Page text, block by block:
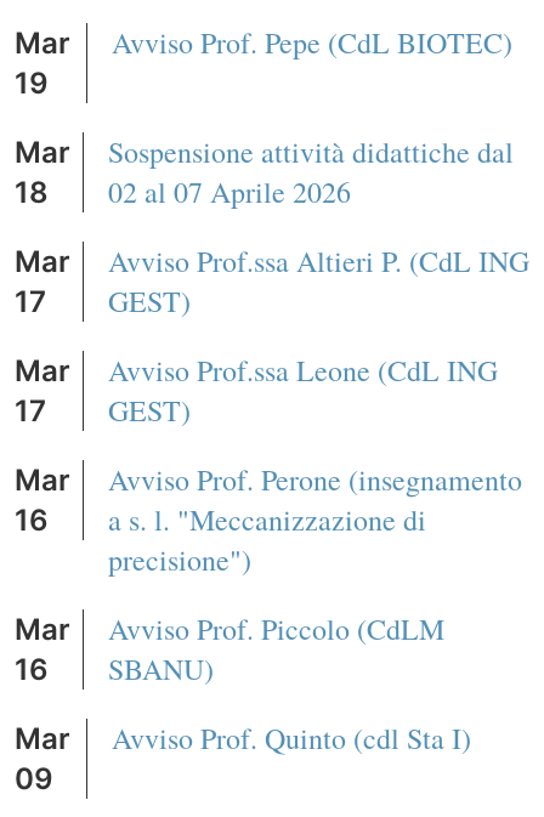
Mar
19
Avviso Prof. Pepe (CdL BIOTEC)
Mar
18
Sospensione attività didattiche dal
02 al 07 Aprile 2026
Mar
17
Avviso Prof.ssa Altieri P. (CdL ING
GEST)
Mar
17
Avviso Prof.ssa Leone (CdL ING
GEST)
Mar
16
Avviso Prof. Perone (insegnamento
a s. l. "Meccanizzazione di
precisione")
Mar
16
Avviso Prof. Piccolo (CdLM
SBANU)
Mar
09
Avviso Prof. Quinto (cdl Sta I)